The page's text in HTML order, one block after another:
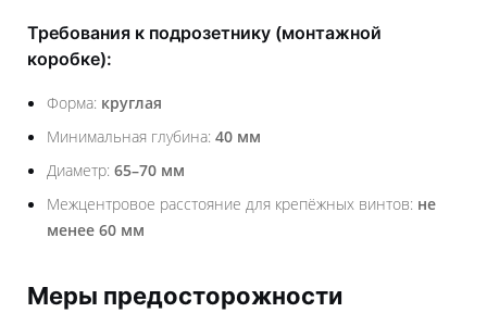
Требования к подрозетнику (монтажной
коробке):
Форма: круглая
Минимальная глубина: 40 мм
Диаметр: 65–70 мм
Межцентровое расстояние для крепёжных винтов: не
менее 60 мм
Меры предосторожности